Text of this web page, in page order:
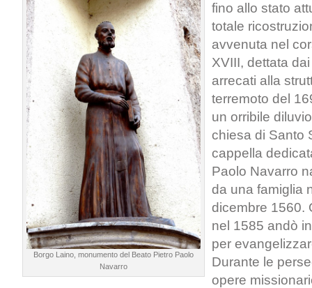
Borgo Laino, monumento del Beato Pietro Paolo
Navarro
fino allo stato
totale
avvenuta nel
XVIII, dettata
arrecati alla
terremoto del
un orribile
chiesa di Santo
cappella
Paolo Navarro
da una famiglia
dicembre 1560.
nel 1585 andò
per
Durante le
opere